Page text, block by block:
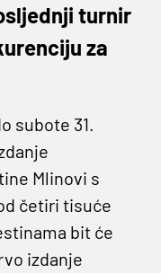
turnir
za
subote 31.
Mlinovi s
četiri tisuće
bit će
izdanje